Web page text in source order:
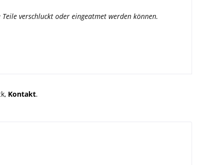
verschluckt oder eingeatmet werden können.
Kontakt.